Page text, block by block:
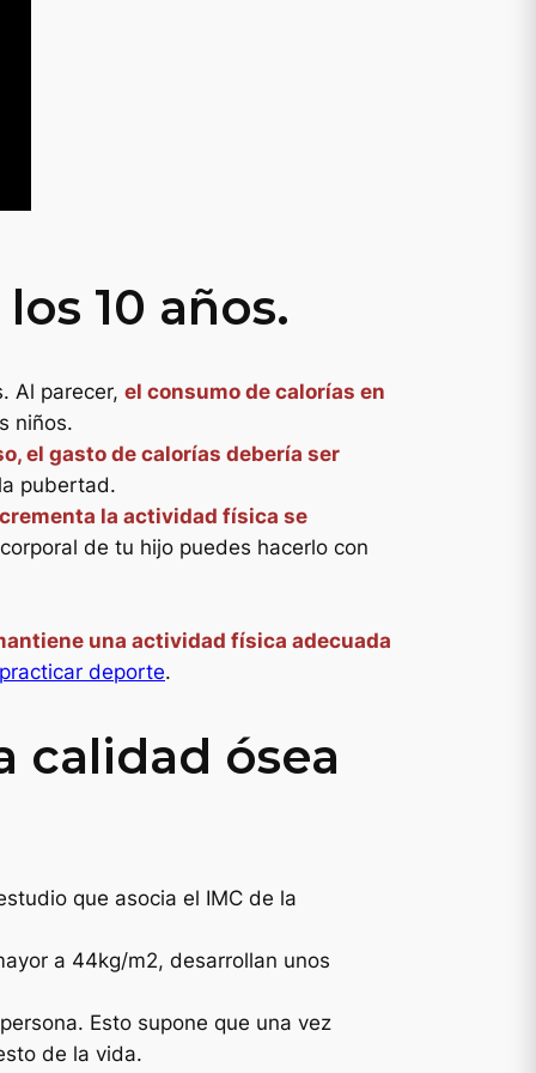
10 años.
Al parecer, el consumo de calorías en
niños.
el gasto de calorías debería ser
pubertad.
la actividad física se
de tu hijo puedes hacerlo con
una actividad física adecuada
deporte.
calidad ósea
que asocia el IMC de la
a 44kg/m2, desarrollan unos
Esto supone que una vez
de la vida.